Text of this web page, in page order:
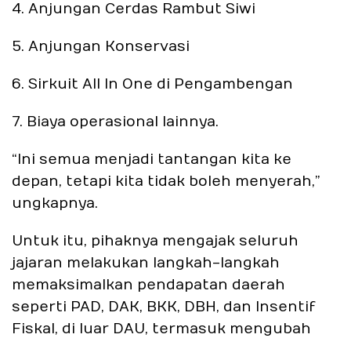
4. Anjungan Cerdas Rambut Siwi
5. Anjungan Konservasi
6. Sirkuit All In One di Pengambengan
7. Biaya operasional lainnya.
“Ini semua menjadi tantangan kita ke
depan, tetapi kita tidak boleh menyerah,”
ungkapnya.
Untuk itu, pihaknya mengajak seluruh
jajaran melakukan langkah-langkah
memaksimalkan pendapatan daerah
seperti PAD, DAK, BKK, DBH, dan Insentif
Fiskal, di luar DAU, termasuk mengubah